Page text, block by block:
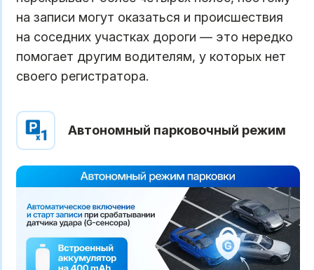
на записи могут оказаться и происшествия
на соседних участках дороги — это нередко
помогает другим водителям, у которых нет
своего регистратора.
Автономный парковочный режим